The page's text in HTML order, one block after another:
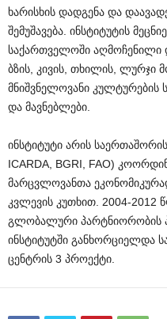
ხარისხის დადგენა და
შემუშავება. ინსტიტუტის
საქართველოში
ბზის, კივის, თხილის, ლურჯი
მნიშვნელოვანი კულტურების
და მავნებლები.
ინსტიტუტი არის
ICARDA, BGRI, FAO)
მარცვლოვანთა
კვლევის კუთხით. 2004-2012
გლობალური პარტნიორობის
ინსტიტუტში განხორციელდა
ცენტრის 3 პროექტი.